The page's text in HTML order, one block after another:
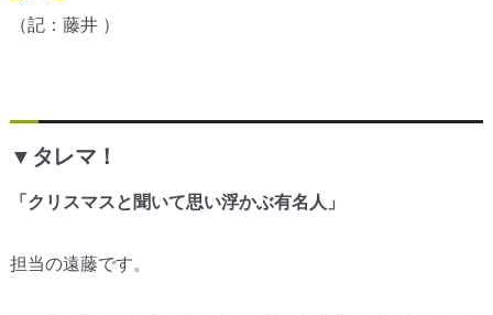
（記：藤井 ）
▼タレマ！
「クリスマスと聞いて思い浮かぶ有名人」
担当の遠藤です。